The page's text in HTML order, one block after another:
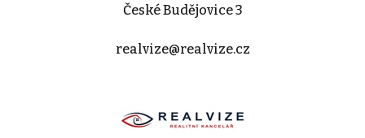
České Budějovice 3
realvize@realvize.cz